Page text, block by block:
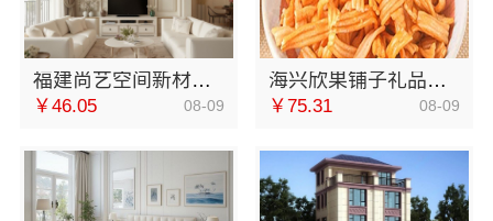
福建尚艺空间新材料科技有限公司新房硬装施工
￥46.05 08-09
海兴欣果铺子礼品礼盒零元加盟费管理费
￥75.31 08-09